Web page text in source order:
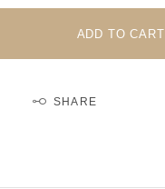
ADD TO CART
SHARE